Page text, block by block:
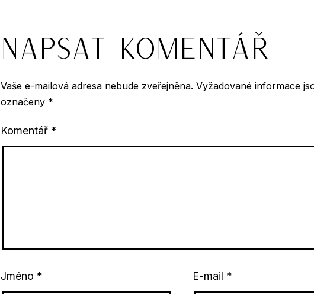
Napsat komentář
Vaše e-mailová adresa nebude zveřejněna. Vyžadované informace
označeny *
Komentář *
Jméno * E-mail *